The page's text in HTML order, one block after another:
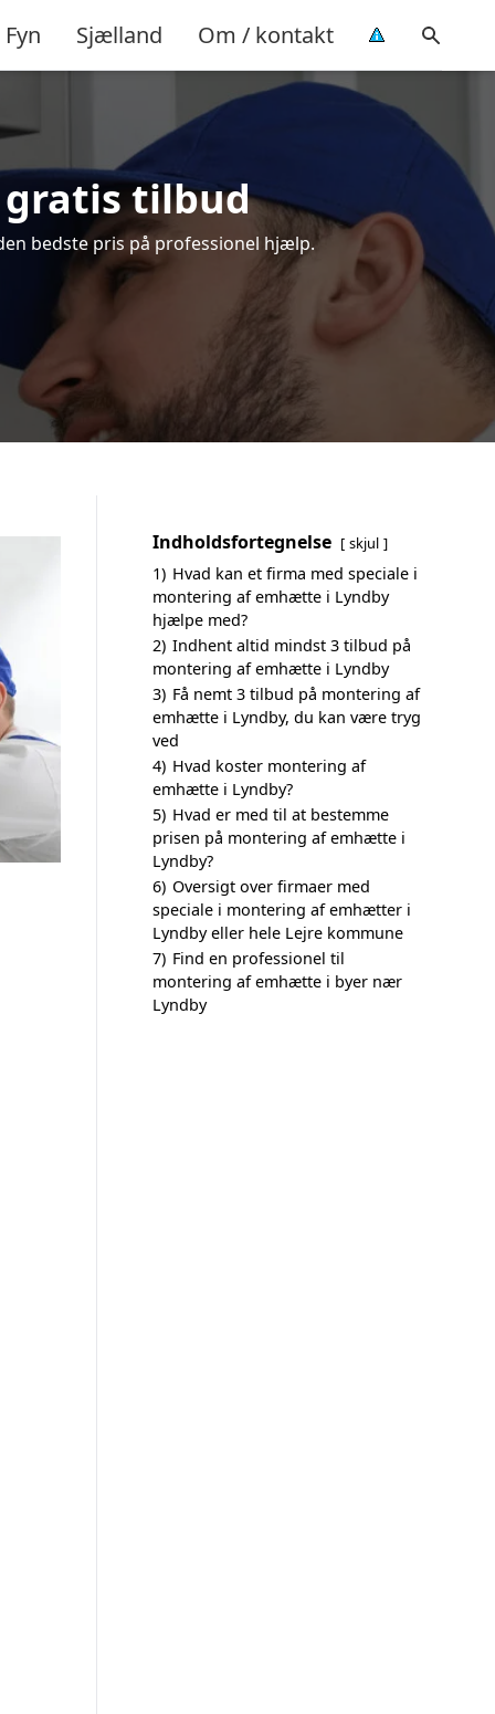
Fyn Sjælland Om / kontakt
tilbud
bedste pris på professionel hjælp.
Indholdsfortegnelse skjul
1) Hvad kan et firma med speciale i
montering af emhætte i Lyndby
hjælpe med?
2) Indhent altid mindst 3 tilbud på
montering af emhætte i Lyndby
3) Få nemt 3 tilbud på montering af
emhætte i Lyndby, du kan være tryg
ved
4) Hvad koster montering af
emhætte i Lyndby?
5) Hvad er med til at bestemme
prisen på montering af emhætte i
Lyndby?
6) Oversigt over firmaer med
speciale i montering af emhætter i
Lyndby eller hele Lejre kommune
7) Find en professionel til
montering af emhætte i byer nær
Lyndby